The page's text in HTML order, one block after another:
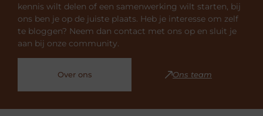
kennis wilt delen of een samenwerking wilt starten, bij
ons ben je op de juiste plaats. Heb je interesse om zelf
te bloggen? Neem dan contact met ons op en sluit je
aan bij onze community.
Over ons Ons team